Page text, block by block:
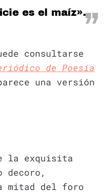
es el maíz».
consultarse
de Poesía
una versión
la exquisita
mitad del foro